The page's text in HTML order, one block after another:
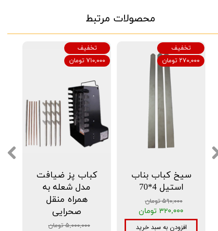
محصولات مرتبط
کباب پز ضیافت
مدل شعله به
همراه منقل
صحرایی
۵,۰۰۰,۰۰۰ تومان
تخفیف
۷۱۰,۰۰۰ تومان
سیخ کباب بناب
استیل 4*70
۵۹۰,۰۰۰ تومان
۳۲۰,۰۰۰ تومان
افزودن به سبد خرید
تخفیف
۲۷۰,۰۰۰ تومان